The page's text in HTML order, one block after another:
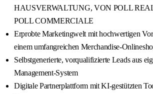
HAUSVERWALTUNG, VON POLL
POLL COMMERCIALE
Erprobte Marketingwelt mit hochwertigen
einem umfangreichen Merchandise-
Selbstgenerierte, vorqualifizierte Leads aus
Management-System
Digitale Partnerplattform mit KI-gestützten